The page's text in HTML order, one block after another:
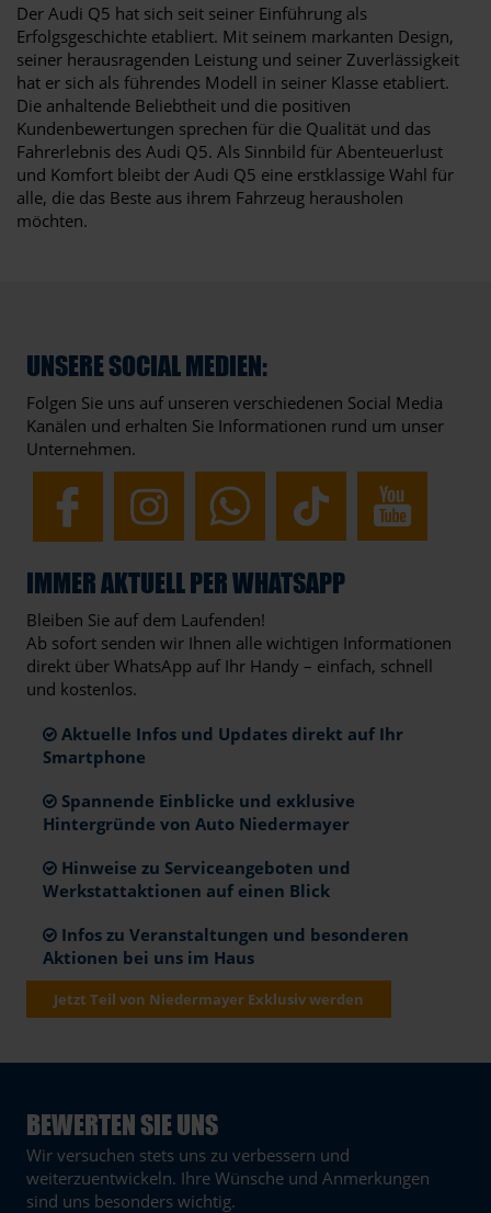
Der Audi Q5 hat sich seit seiner Einführung als
Erfolgsgeschichte etabliert. Mit seinem markanten Design,
seiner herausragenden Leistung und seiner Zuverlässigkeit
hat er sich als führendes Modell in seiner Klasse etabliert.
Die anhaltende Beliebtheit und die positiven
Kundenbewertungen sprechen für die Qualität und das
Fahrerlebnis des Audi Q5. Als Sinnbild für Abenteuerlust
und Komfort bleibt der Audi Q5 eine erstklassige Wahl für
alle, die das Beste aus ihrem Fahrzeug herausholen
möchten.
UNSERE SOCIAL MEDIEN:
Folgen Sie uns auf unseren verschiedenen Social Media
Kanälen und erhalten Sie Informationen rund um unser
Unternehmen.
IMMER AKTUELL PER WHATSAPP
Bleiben Sie auf dem Laufenden!
Ab sofort senden wir Ihnen alle wichtigen Informationen
direkt über WhatsApp auf Ihr Handy – einfach, schnell
und kostenlos.
Aktuelle Infos und Updates direkt auf Ihr
Smartphone
Spannende Einblicke und exklusive
Hintergründe von Auto Niedermayer
Hinweise zu Serviceangeboten und
Werkstattaktionen auf einen Blick
Infos zu Veranstaltungen und besonderen
Aktionen bei uns im Haus
Jetzt Teil von Niedermayer Exklusiv werden
BEWERTEN SIE UNS
Wir versuchen stets uns zu verbessern und
weiterzuentwickeln. Ihre Wünsche und Anmerkungen
sind uns besonders wichtig.